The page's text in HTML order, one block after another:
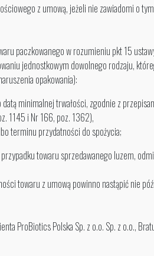
z umową, jeżeli nie zawiadomi o
paczkowanego w rozumieniu pkt 15
jednostkowym dowolnego rodzaju,
opakowania):
minimalnej trwałości, zgodnie z
1145 i Nr 166, poz. 1362),
terminu przydatności do spożycia;
towaru sprzedawanego luzem,
towaru z umową powinno nastąpić nie
ProBiotics Polska Sp. z o.o. Sp. z o.o.,